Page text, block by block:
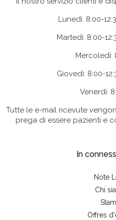
Lunedì: 8:00-
Martedì: 8:00-
Mercoledì:
Giovedì: 8:00-
Venerdì:
Tutte le e-mail ricevute
prega di essere pazienti e
In
Note
Chi
Offres